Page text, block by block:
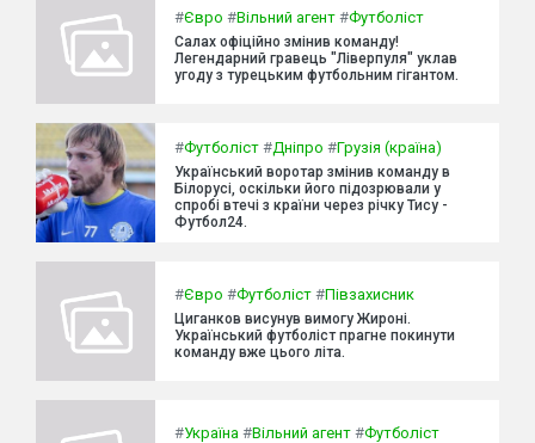
#Євро #Вільний агент #Футболіст
Салах офіційно змінив команду!
Легендарний гравець "Ліверпуля" уклав
угоду з турецьким футбольним гігантом.
#Футболіст #Дніпро #Грузія (країна)
Український воротар змінив команду в
Білорусі, оскільки його підозрювали у
спробі втечі з країни через річку Тису -
Футбол24.
#Євро #Футболіст #Півзахисник
Циганков висунув вимогу Жироні.
Український футболіст прагне покинути
команду вже цього літа.
#Україна #Вільний агент #Футболіст